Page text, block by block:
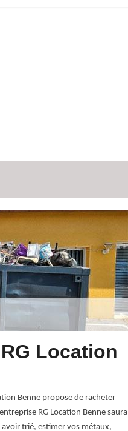
Location
Benne propose de racheter
RG Location Benne saura
trié, estimer vos métaux,